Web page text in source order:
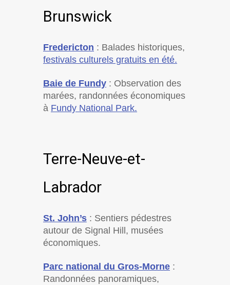
Brunswick
Fredericton : Balades historiques,
festivals culturels gratuits en été.
Baie de Fundy : Observation des
marées, randonnées économiques
à Fundy National Park.
Terre-Neuve-et-
Labrador
St. John’s : Sentiers pédestres
autour de Signal Hill, musées
économiques.
Parc national du Gros-Morne :
Randonnées panoramiques,